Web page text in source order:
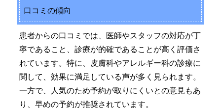
口コミの傾向
患者からの口コミでは、医師やスタッフの対応が丁
寧であること、診療が的確であることが高く評価さ
れています。特に、皮膚科やアレルギー科の診療に
関して、効果に満足している声が多く見られます。
一方で、人気のため予約が取りにくいとの意見もあ
り、早めの予約が推奨されています。